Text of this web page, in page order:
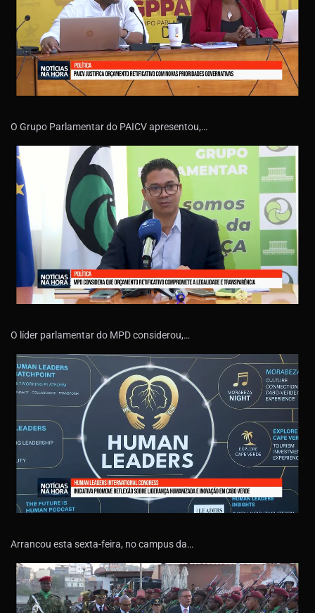
O Grupo Parlamentar do PAICV apresentou,…
O líder parlamentar do MPD considerou,…
Arrancou esta sexta-feira, no campus da…